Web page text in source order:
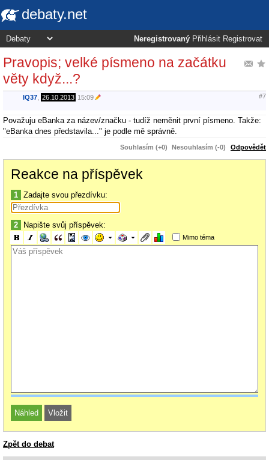
debaty.net
Neregistrovaný Přihlásit Registrovat
Pravopis; velké písmeno na začátku
věty když...?
IQ37 26.10.2013 15:09 #7
Považuju eBanka za název/značku - tudíž neměnit první písmeno. Takže:
"eBanka dnes představila..." je podle mě správně.
Souhlasím (+0) Nesouhlasím (-0) Odpovědět
Reakce na příspěvek
1 Zadajte svou přezdívku:
2 Napište svůj příspěvek:
Mimo téma
Zpět do debat